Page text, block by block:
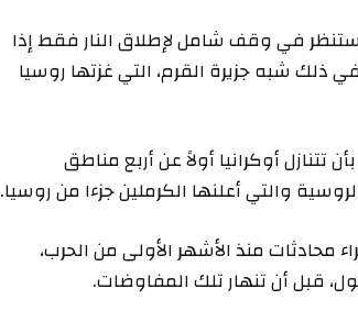
في وقف شامل لإطلاق النار فقط إذا
ذلك شبه جزيرة القرم، التي غزتها روسيا
تتنازل أوكرانيا أولاً عن أربع مناطق
والتي أعلنها الكرملين جزءا من روسيا.
محادثات منذ الأشهر الأولى من الحرب،
قبل أن تنهار تلك المفاوضات.